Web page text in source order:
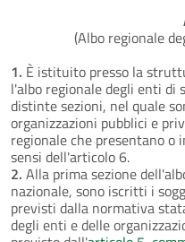
(Albo regionale
1. È istituito presso la
l'albo regionale degli enti di
distinte sezioni, nel quale
organizzazioni pubblici e
regionale che presentano
sensi dell'articolo 6.
2. Alla prima sezione
nazionale, sono iscritti i
previsti dalla normativa
degli enti e delle